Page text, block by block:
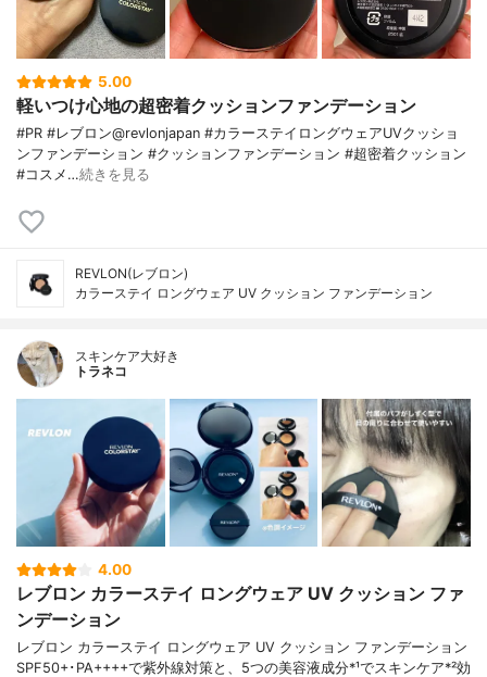
5.00
軽いつけ心地の超密着クッションファンデーション
#PR #レブロン@revlonjapan #カラーステイロングウェアUVクッショ
ンファンデーション #クッションファンデーション #超密着クッション
#コスメ…続きを見る
REVLON(レブロン)
カラーステイ ロングウェア UV クッション ファンデーション
スキンケア大好き
トラネコ
4.00
レブロン カラーステイ ロングウェア UV クッション ファ
ンデーション
レブロン カラーステイ ロングウェア UV クッション ファンデーション
SPF50+･PA++++で紫外線対策と、5つの美容液成分*¹でスキンケア*²効